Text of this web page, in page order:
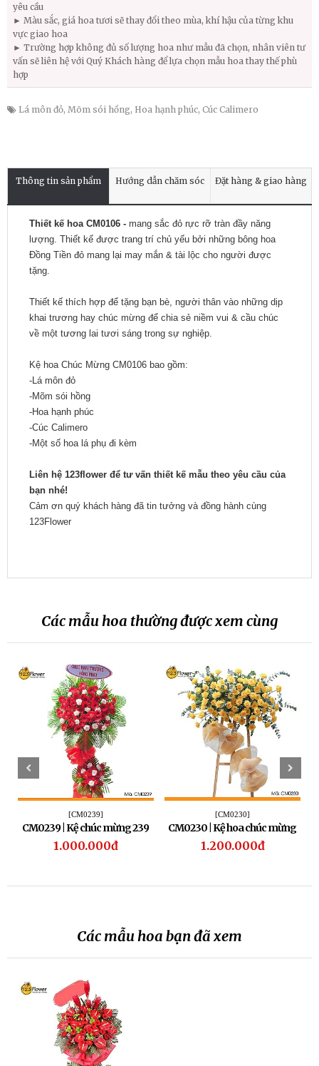
yêu cầu
► Màu sắc, giá hoa tươi sẽ thay đổi theo mùa, khí hậu của từng khu
vực giao hoa
► Trường hợp không đủ số lượng hoa như mẫu đã chọn, nhân viên tư
vấn sẽ liên hệ với Quý Khách hàng để lựa chọn mẫu hoa thay thế phù
hợp
Lá môn đỏ, Mõm sói hồng, Hoa hạnh phúc, Cúc Calimero
Thông tin sản phẩm Hướng dẫn chăm sóc Đặt hàng & giao hàng
Thiết kế hoa CM0106 - mang sắc đỏ rực rỡ tràn đầy năng
lượng. Thiết kế được trang trí chủ yếu bởi những bông hoa
Đồng Tiền đỏ mang lại may mắn & tài lộc cho người được
tặng.
Thiết kế thích hợp để tặng bạn bè, người thân vào những dịp
khai trương hay chúc mừng để chia sẻ niềm vui & cầu chúc
về một tương lai tươi sáng trong sự nghiệp.
Kệ hoa Chúc Mừng CM0106 bao gồm:
-Lá môn đỏ
-Mõm sói hồng
-Hoa hạnh phúc
-Cúc Calimero
-Một số hoa lá phụ đi kèm
Liên hệ 123flower để tư vấn thiết kế mẫu theo yêu cầu của
bạn nhé!
Cảm ơn quý khách hàng đã tin tưởng và đồng hành cùng
123Flower
Các mẫu hoa thường được xem cùng
[CM0239]
CM0239 | Kệ chúc mừng 239
1.000.000đ
[CM0230]
CM0230 | Kệ hoa chúc mừng
230
1.200.000đ
Các mẫu hoa bạn đã xem